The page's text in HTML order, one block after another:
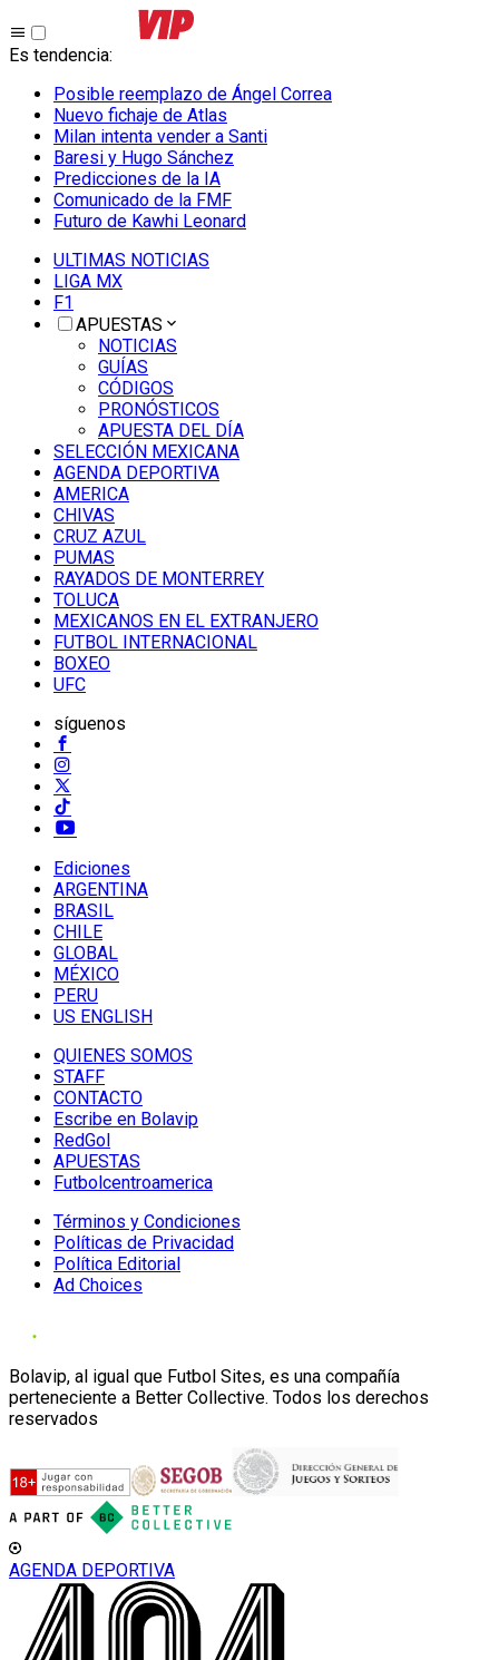
Es tendencia:
Posible reemplazo de Ángel Correa
Nuevo fichaje de Atlas
Milan intenta vender a Santi
Baresi y Hugo Sánchez
Predicciones de la IA
Comunicado de la FMF
Futuro de Kawhi Leonard
ULTIMAS NOTICIAS
LIGA MX
F1
APUESTAS
NOTICIAS
GUÍAS
CÓDIGOS
PRONÓSTICOS
APUESTA DEL DÍA
SELECCIÓN MEXICANA
AGENDA DEPORTIVA
AMERICA
CHIVAS
CRUZ AZUL
PUMAS
RAYADOS DE MONTERREY
TOLUCA
MEXICANOS EN EL EXTRANJERO
FUTBOL INTERNACIONAL
BOXEO
UFC
síguenos
Ediciones
ARGENTINA
BRASIL
CHILE
GLOBAL
MÉXICO
PERU
US ENGLISH
QUIENES SOMOS
STAFF
CONTACTO
Escribe en Bolavip
RedGol
APUESTAS
Futbolcentroamerica
Términos y Condiciones
Políticas de Privacidad
Política Editorial
Ad Choices
Bolavip, al igual que Futbol Sites, es una compañía
perteneciente a Better Collective. Todos los derechos
reservados
AGENDA DEPORTIVA